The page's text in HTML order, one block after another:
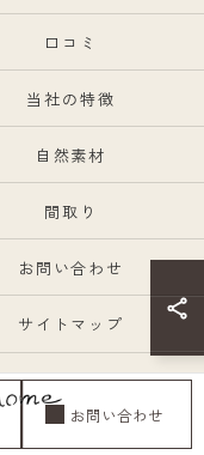
お問い合わせ
口コミ
当社の特徴
自然素材
間取り
お問い合わせ
サイトマップ